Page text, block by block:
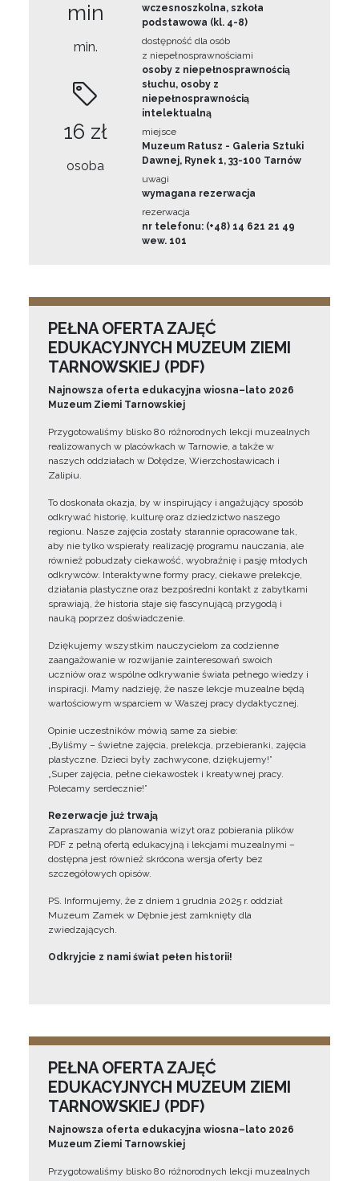
min
min.
16 zł
osoba
wczesnoszkolna, szkoła
podstawowa (kl. 4-8)
dostępność dla osób
z niepełnosprawnościami
osoby z niepełnosprawnością
słuchu, osoby z
niepełnosprawnością
intelektualną
miejsce
Muzeum Ratusz - Galeria Sztuki
Dawnej, Rynek 1, 33-100 Tarnów
uwagi
wymagana rezerwacja
rezerwacja
nr telefonu: (+48) 14 621 21 49
wew. 101
PEŁNA OFERTA ZAJĘĆ
EDUKACYJNYCH MUZEUM ZIEMI
TARNOWSKIEJ (PDF)
Najnowsza oferta edukacyjna wiosna–lato 2026
Muzeum Ziemi Tarnowskiej
Przygotowaliśmy blisko 80 różnorodnych lekcji muzealnych
realizowanych w placówkach w Tarnowie, a także w
naszych oddziałach w Dołędze, Wierzchosławicach i
Zalipiu.
To doskonała okazja, by w inspirujący i angażujący sposób
odkrywać historię, kulturę oraz dziedzictwo naszego
regionu. Nasze zajęcia zostały starannie opracowane tak,
aby nie tylko wspierały realizację programu nauczania, ale
również pobudzały ciekawość, wyobraźnię i pasję młodych
odkrywców. Interaktywne formy pracy, ciekawe prelekcje,
działania plastyczne oraz bezpośredni kontakt z zabytkami
sprawiają, że historia staje się fascynującą przygodą i
nauką poprzez doświadczenie.
Dziękujemy wszystkim nauczycielom za codzienne
zaangażowanie w rozwijanie zainteresowań swoich
uczniów oraz wspólne odkrywanie świata pełnego wiedzy i
inspiracji. Mamy nadzieję, że nasze lekcje muzealne będą
wartościowym wsparciem w Waszej pracy dydaktycznej.
Opinie uczestników mówią same za siebie:
„Byliśmy – świetne zajęcia, prelekcja, przebieranki, zajęcia
plastyczne. Dzieci były zachwycone, dziękujemy!”
„Super zajęcia, pełne ciekawostek i kreatywnej pracy.
Polecamy serdecznie!”
Rezerwacje już trwają
Zapraszamy do planowania wizyt oraz pobierania plików
PDF z pełną ofertą edukacyjną i lekcjami muzealnymi –
dostępna jest również skrócona wersja oferty bez
szczegółowych opisów.
PS. Informujemy, że z dniem 1 grudnia 2025 r. oddział
Muzeum Zamek w Dębnie jest zamknięty dla
zwiedzających.
Odkryjcie z nami świat pełen historii!
PEŁNA OFERTA ZAJĘĆ
EDUKACYJNYCH MUZEUM ZIEMI
TARNOWSKIEJ (PDF)
Najnowsza oferta edukacyjna wiosna–lato 2026
Muzeum Ziemi Tarnowskiej
Przygotowaliśmy blisko 80 różnorodnych lekcji muzealnych